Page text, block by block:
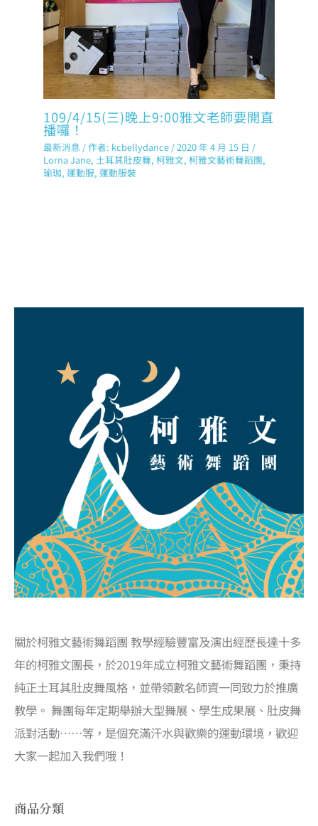
109/4/15(三)晚上9:00雅文老師要開直
播囉！
最新消息 / 作者: kcbellydance /2020 年 4 月 15 日 /
Lorna Jane, 土耳其肚皮舞,柯雅文,柯雅文藝術舞蹈團,
瑜珈,運動服,運動服裝
關於柯雅文藝術舞蹈團 教學經驗豐富及演出經歷長達十多
年的柯雅文團長，於2019年成立柯雅文藝術舞蹈團，秉持
純正土耳其肚皮舞風格，並帶領數名師資一同致力於推廣
教學。 舞團每年定期舉辦大型舞展、學生成果展、肚皮舞
派對活動……等，是個充滿汗水與歡樂的運動環境，歡迎
大家一起加入我們哦！
商品分類